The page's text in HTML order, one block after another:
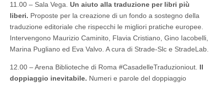
11.00 – Sala Vega. Un aiuto alla traduzione per libri più
liberi. Proposte per la creazione di un fondo a sostegno della
traduzione editoriale che rispecchi le migliori pratiche europee.
Intervengono Maurizio Caminito, Flavia Cristiano, Gino Iacobelli,
Marina Pugliano ed Eva Valvo. A cura di Strade-Slc e StradeLab.
12.00 – Arena Biblioteche di Roma #CasadelleTraduzioniout. Il
doppiaggio inevitabile. Numeri e parole del doppiaggio